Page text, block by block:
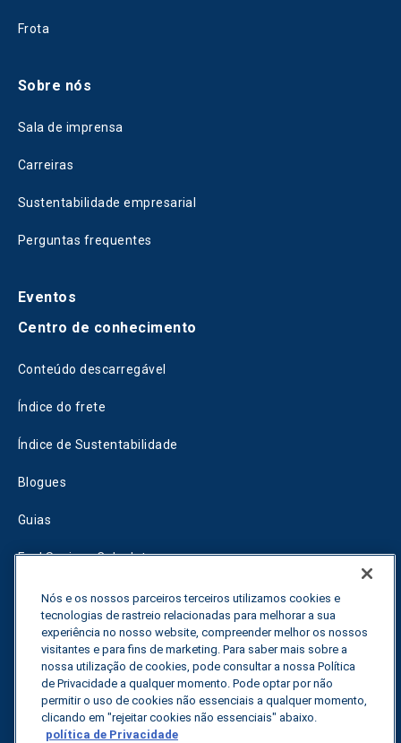
Frota
Sobre nós
Sala de imprensa
Carreiras
Sustentabilidade empresarial
Perguntas frequentes
Eventos
Centro de conhecimento
Conteúdo descarregável
Índice do frete
Índice de Sustentabilidade
Blogues
Guias
Fuel Savings Calculator
Calculadora de otimização do transporte
Rastreador de tarifas
Contactar-nos
Nós e os nossos parceiros terceiros utilizamos cookies e
tecnologias de rastreio relacionadas para melhorar a sua
experiência no nosso website, compreender melhor os nossos
visitantes e para fins de marketing. Para saber mais sobre a
nossa utilização de cookies, pode consultar a nossa Política
de Privacidade a qualquer momento. Pode optar por não
permitir o uso de cookies não essenciais a qualquer momento,
clicando em "rejeitar cookies não essenciais" abaixo.
política de Privacidade